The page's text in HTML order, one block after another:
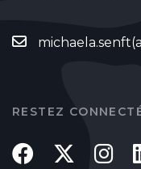
RESTEZ